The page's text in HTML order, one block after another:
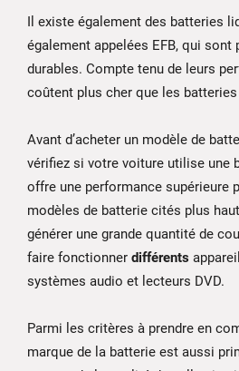
Il existe également des batteries
également appelées EFB, qui
durables. Compte tenu de leurs
coûtent plus cher que les
Avant d’acheter un modèle de
vérifiez si votre voiture utilise une
offre une performance supérieure
modèles de batterie cités plus
générer une grande quantité de
faire fonctionner différents
systèmes audio et lecteurs DVD.
Parmi les critères à prendre en
marque de la batterie est aussi